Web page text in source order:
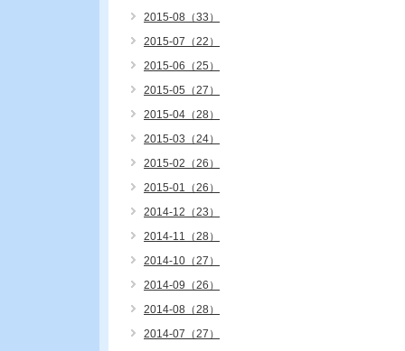
2015-08（33）
2015-07（22）
2015-06（25）
2015-05（27）
2015-04（28）
2015-03（24）
2015-02（26）
2015-01（26）
2014-12（23）
2014-11（28）
2014-10（27）
2014-09（26）
2014-08（28）
2014-07（27）